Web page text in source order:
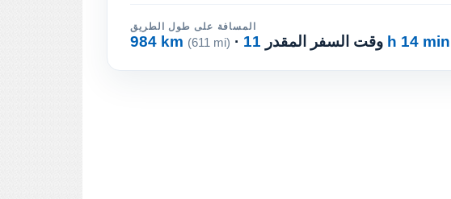
المسافة على طول الطريق
984 km (611 mi) · وقت السفر المقدر 11 h 14 min